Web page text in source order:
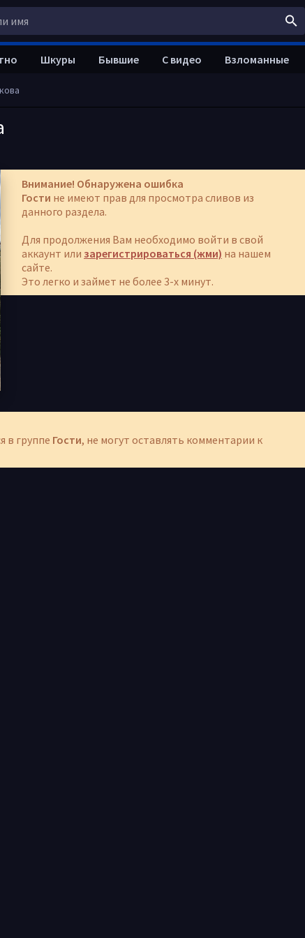
Внимание! Обнаружена ошибка
Гости не имеют прав для просмотра сливов из
данного раздела.
Для продолжения Вам необходимо войти в свой
аккаунт или зарегистрироваться (жми) на нашем
сайте.
Это легко и займет не более 3-х минут.
в группе Гости, не могут оставлять комментарии к
Шкуры Бывшие С видео Взломанные